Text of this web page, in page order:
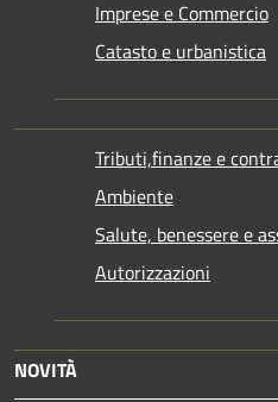
Imprese e Commercio
Catasto e urbanistica
Tributi,finanze e
Ambiente
Salute, benessere e
Autorizzazioni
NOVITÀ